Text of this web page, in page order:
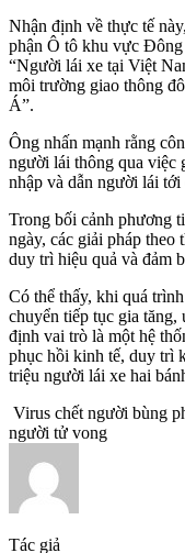
Nhận định về thực tế
phận Ô tô khu vực
“Người lái xe tại Việt
môi trường giao thông
Á”.
Ông nhấn mạnh rằng
người lái thông qua việc
nhập và dẫn người lái tới
Trong bối cảnh phương
ngày, các giải pháp
duy trì hiệu quả và đảm
Có thể thấy, khi quá
chuyển tiếp tục gia
định vai trò là một hệ
phục hồi kinh tế, duy trì
triệu người lái xe hai
Virus chết người bùng
người tử vong
Tác giả